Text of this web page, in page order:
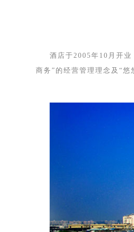
酒店于2005年10月开
商务”的经营管理理念及“悠